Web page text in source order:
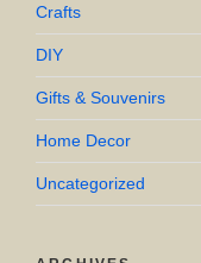
Crafts
DIY
Gifts & Souvenirs
Home Decor
Uncategorized